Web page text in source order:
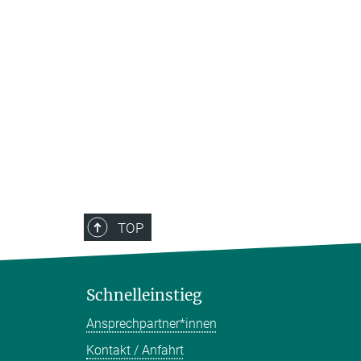
TOP
Schnelleinstieg
Ansprechpartner*innen
Kontakt / Anfahrt